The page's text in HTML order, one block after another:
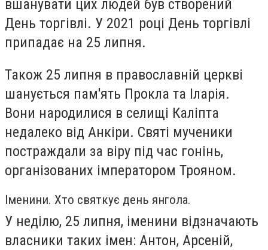
вшанувати цих людей був створений
День торгівлі. У 2021 році День торгівлі
припадає на 25 липня.
Також 25 липня в православній церкві
шанується пам'ять Прокла та Іларія.
Вони народилися в селищі Каліпта
недалеко від Анкіри. Святі мученики
постраждали за віру під час гонінь,
організованих імператором Трояном.
Іменини. Хто святкує день янгола.
У неділю, 25 липня, іменини відзначають
власники таких імен: Антон, Арсеній,